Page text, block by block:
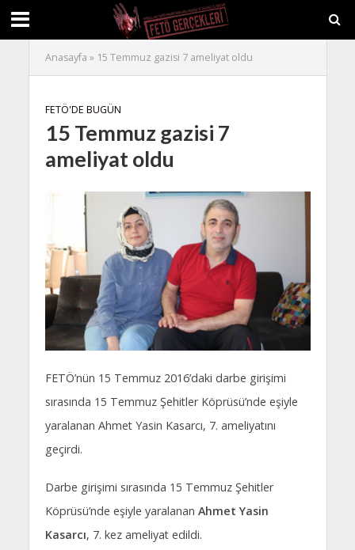
Anasayfa » 15 Temmuz gazisi 7 ameliyat oldu
FETÖ'DE BUGÜN
15 Temmuz gazisi 7
ameliyat oldu
FETÖ’nün 15 Temmuz 2016’daki darbe girişimi
sırasında 15 Temmuz Şehitler Köprüsü’nde eşiyle
yaralanan Ahmet Yasin Kasarcı, 7. ameliyatını
geçirdi.
Darbe girişimi sırasında 15 Temmuz Şehitler
Köprüsü’nde eşiyle yaralanan Ahmet Yasin
Kasarcı, 7. kez ameliyat edildi.